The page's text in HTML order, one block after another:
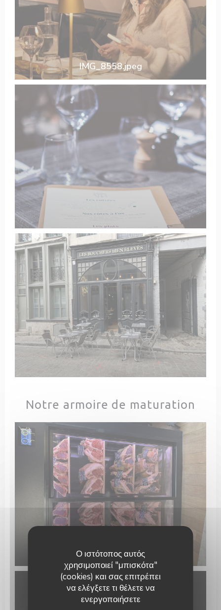
Ο ιστότοπος αυτός
χρησιμοποιεί "μπισκότα"
(cookies) και σας επιτρέπει
να ελέγξετε τι θέλετε να
ενεργοποιήσετε
IMG_8558.jpeg
Notre armoire de maturation